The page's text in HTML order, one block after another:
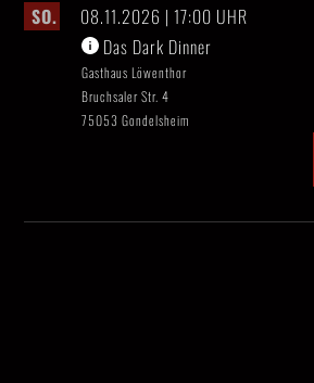
SO.
08.11.2026 | 17:00 UHR
Das Dark Dinner
Gasthaus Löwenthor
Bruchsaler Str. 4
75053 Gondelsheim